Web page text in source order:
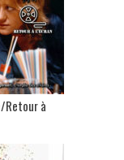
Retour à